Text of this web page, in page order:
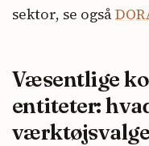
sektor, se også
Væsentlige
entiteter: